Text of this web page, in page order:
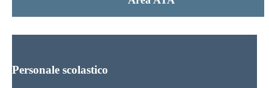
Personale scolastico